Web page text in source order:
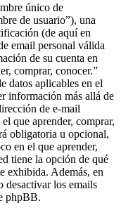
único de
de usuario”), una
(de aquí en
email personal válida
de su cuenta en
comprar, conocer.”
datos aplicables en el
información más allá de
de e-mail
que aprender, comprar,
obligatoria u opcional,
en el que aprender,
tiene la opción de qué
exhibida. Además, en
desactivar los emails
phpBB.